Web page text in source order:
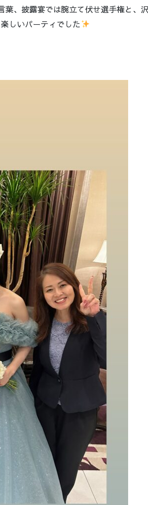
葉、披露宴では腕立て伏せ選手権と、
しいパーティでした